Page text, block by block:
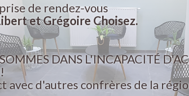
de rendez-vous
et Grégoire Choisez.
DANS L'INCAPACITÉ
avec d'autres confrères de la